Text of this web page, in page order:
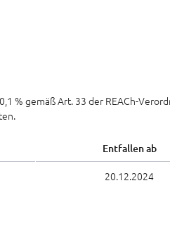
% gemäß Art. 33 der REACh-
Entfallen ab
20.12.2024